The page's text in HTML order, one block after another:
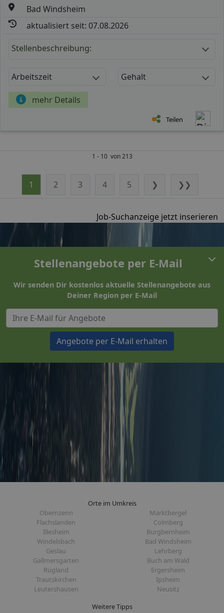
Bad Windsheim
aktualisiert seit: 07.08.2026
Stellenbeschreibung:
Arbeitszeit Gehalt
mehr Details
Teilen
1 - 10 von 213
1 2 3 4 5 ❯ ❯❯
Job-Suchanzeige jetzt inserieren
Stellenangebote per E-Mail
Wir senden Dir kostenlos aktuelle Stellenangebote aus
Deiner Region per E-Mail
Angebote per E-Mail erhalten
Orte im Umkreis
Obernzenn
Marktbergel
Flachslanden
Colmberg
Illesheim
Burgbernheim
Windelsbach
Bad Windsheim
Geslau
Lehrberg
Gallmersgarten
Buch am Wald
Rügland
Ergersheim
Trautskirchen
Ipsheim
Leutershausen
Neusitz
Weitere Tipps